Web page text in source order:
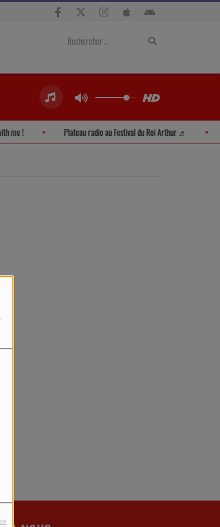
me ! Plateau radio au Festival du Roi Arthur ♬